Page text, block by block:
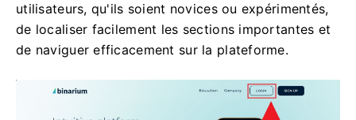
utilisateurs, qu'ils soient novices ou expérimentés,
de localiser facilement les sections importantes et
de naviguer efficacement sur la plateforme.